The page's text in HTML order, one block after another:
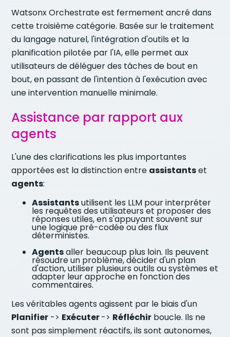
Watsonx Orchestrate est fermement ancré dans
cette troisième catégorie. Basée sur le traitement
du langage naturel, l'intégration d'outils et la
planification pilotée par l'IA, elle permet aux
utilisateurs de déléguer des tâches de bout en
bout, en passant de l'intention à l'exécution avec
une intervention manuelle minimale.
Assistance par rapport aux
agents
L'une des clarifications les plus importantes
apportées est la distinction entre assistantset
agents:
Assistantsutilisent les LLM pour interpréter
les requêtes des utilisateurs et proposer des
réponses utiles, en s'appuyant souvent sur
une logique pré-codée ou des flux
déterministes.
Agentsaller beaucoup plus loin. Ils peuvent
résoudre un problème, décider d'un plan
d'action, utiliser plusieurs outils ou systèmes et
adapter leur approche en fonction des
commentaires.
Les véritables agents agissent par le biais d'un
Planifier -> Exécuter-> Réfléchir boucle. Ils ne
sont pas simplement réactifs, ils sont autonomes,